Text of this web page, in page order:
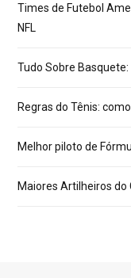
Times de Futebol
NFL
Tudo Sobre
Regras do Tênis:
Melhor piloto de
Maiores Artilheiros do